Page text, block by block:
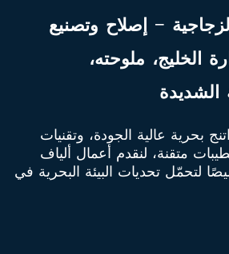
- إصلاح وتصنيع
الخليج، ملوحته،
الشديدة
بحرية عالية الجودة، وتقنيات
متقنة، لنقدم أعمال ألياف
لتحمّل تحديات البيئة البحرية في